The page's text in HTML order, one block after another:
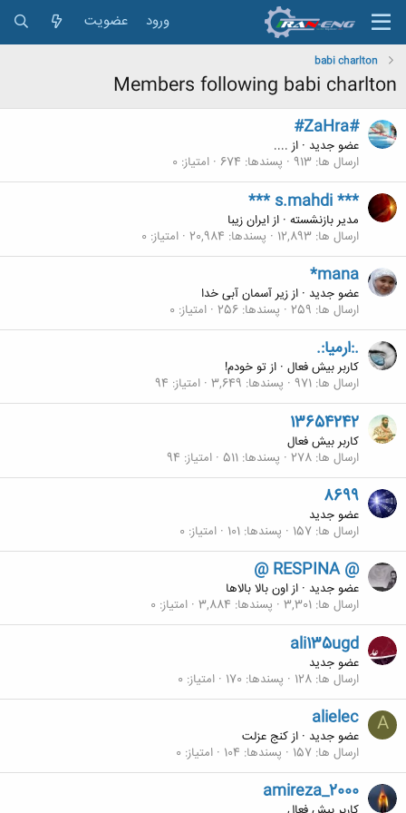
ورود عضویت
babi charlton
Members following babi charlton
#ZaHra#
عضو جدید · از ....
ارسال ها 913 پسندها 674 امتیاز 0
*** s.mahdi ***
مدیر بازنشسته · ازایران زیبا
ارسال ها 12,893 پسندها 20,984 امتیاز 0
*mana
عضو جدید · اززیر آسمان آبی خدا
ارسال ها 259 پسندها 256 امتیاز 0
.:ارمیا:.
کاربر بیش فعال · ازتو خودم!
ارسال ها 971 پسندها 3,649 امتیاز 94
13654242
کاربر بیش فعال
ارسال ها 278 پسندها 511 امتیاز 94
8699
عضو جدید
ارسال ها 157 پسندها 101 امتیاز 0
@ RESPINA @
عضو جدید · ازاون بالا بالاها
ارسال ها 3,301 پسندها 3,884 امتیاز 0
ali135ugd
عضو جدید
ارسال ها 128 پسندها 170 امتیاز 0
A
alielec
عضو جدید · ازکنج عزلت
ارسال ها 157 پسندها 104 امتیاز 0
amireza_2000